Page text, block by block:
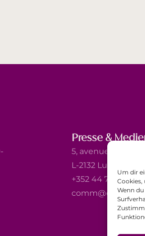
Um dir
Cookies,
Wenn
Presse &
5, avenue Marie-
L-2132 Luxembourg
+352 44 743 340
comm@ewb.lu